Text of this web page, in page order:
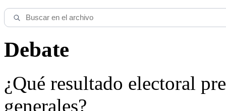
Debate
¿Qué resultado electoral
generales?